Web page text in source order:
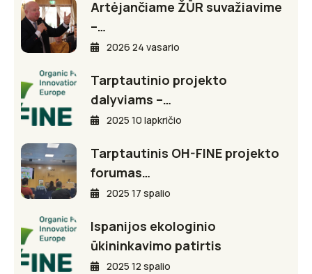
Artėjančiame ŽŪR suvažiavime
–…
2026 24 vasario
Tarptautinio projekto
dalyviams –…
2025 10 lapkričio
Tarptautinis OH-FINE projekto
forumas…
2025 17 spalio
Ispanijos ekologinio
ūkininkavimo patirtis
2025 12 spalio